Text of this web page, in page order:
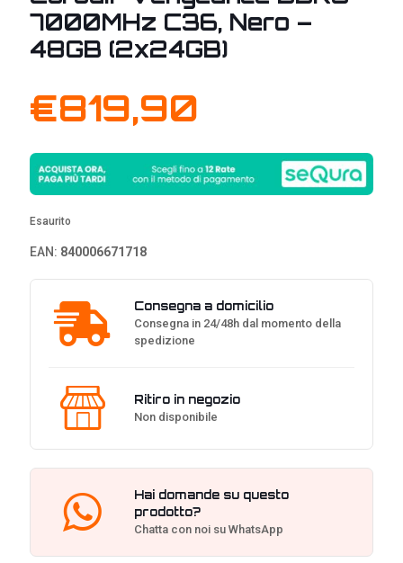
7000MHz C36, Nero –
48GB (2x24GB)
€819,90
Esaurito
EAN: 840006671718
Consegna a domicilio
Consegna in 24/48h dal momento della
spedizione
Ritiro in negozio
Non disponibile
Hai domande su questo
prodotto?
Chatta con noi su WhatsApp